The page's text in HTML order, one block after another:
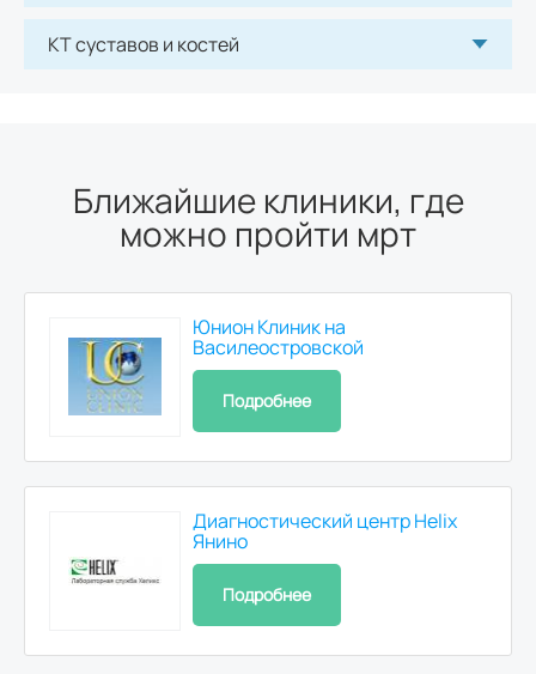
КТ суставов и костей
Ближайшие клиники, где
можно пройти мрт
Юнион Клиник на
Василеостровской
Подробнее
Диагностический центр Helix
Янино
Подробнее